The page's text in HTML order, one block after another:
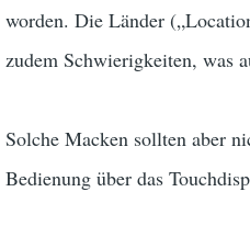
worden. Die Länder
zudem Schwierigkeiten, was
Solche Macken sollten aber
Bedienung über das